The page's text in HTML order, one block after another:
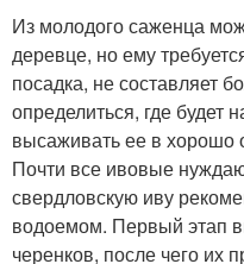
Из молодого саженца
деревце, но ему
посадка, не составляет
определиться, где будет
высаживать ее в хорошо
Почти все ивовые
свердловскую иву
водоемом. Первый этап
черенков, после чего их